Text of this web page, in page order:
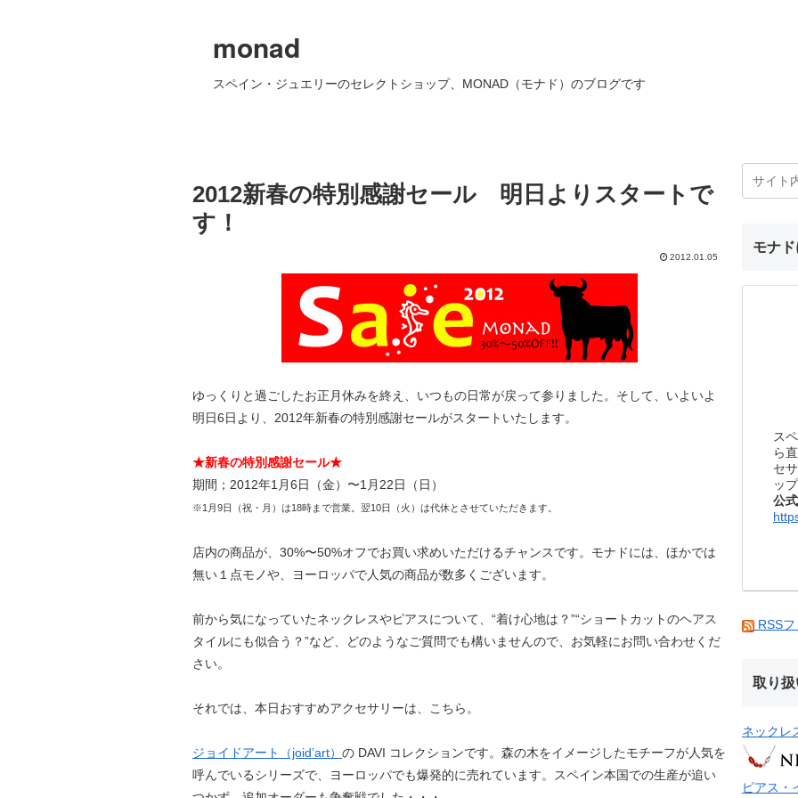
monad
スペイン・ジュエリーのセレクトショップ、MONAD（モナド）のブログです
2012新春の特別感謝セール 明日よりスタートで
す！
2012.01.05
ゆっくりと過ごしたお正月休みを終え、いつもの日常が戻って参りました。そして、いよいよ
明日6日より、2012年新春の特別感謝セールがスタートいたします。
★新春の特別感謝セール★
期間；2012年1月6日（金）〜1月22日（日）
※1月9日（祝・月）は18時まで営業。翌10日（火）は代休とさせていただきます。
店内の商品が、30%〜50%オフでお買い求めいただけるチャンスです。モナドには、ほかでは
無い１点モノや、ヨーロッパで人気の商品が数多くございます。
前から気になっていたネックレスやピアスについて、“着け心地は？”“ショートカットのヘアス
タイルにも似合う？”など、どのようなご質問でも構いませんので、お気軽にお問い合わせくだ
さい。
それでは、本日おすすめアクセサリーは、こちら。
ジョイドアート（joid’art） の DAVI コレクションです。森の木をイメージしたモチーフが人気を
呼んでいるシリーズで、ヨーロッパでも爆発的に売れています。スペイン本国での生産が追い
モナ
ス
ら
セ
ッ
公
RSS
取り
ネックレ
ピアス・